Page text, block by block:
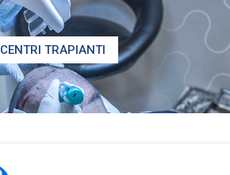
CENTRI TRAPIANTI